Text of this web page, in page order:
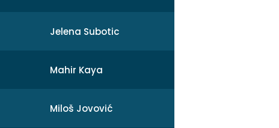
Jelena Subotic
Mahir Kaya
Miloš Jovović